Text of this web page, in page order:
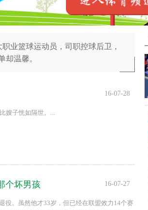
业篮球运动员，司职控球后卫，
却温馨。
16-07-28
嫂子恍如隔世。...
16-07-27
个坏男孩
役。虽然他才33岁，但已经在联盟效力14个赛